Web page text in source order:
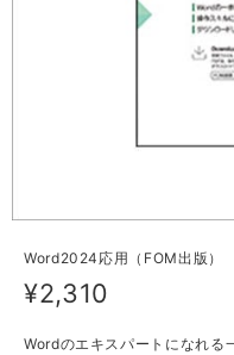
Word2024応用（FOM出版）
¥2,310
Wordのエキスパートになれる